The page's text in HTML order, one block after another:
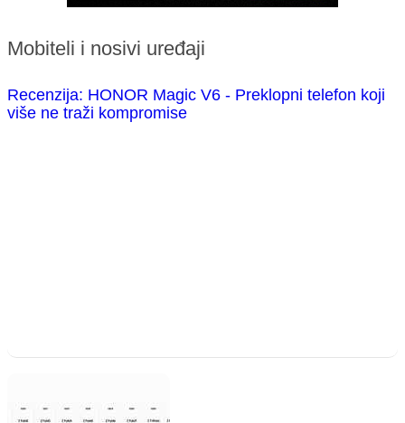
Mobiteli i nosivi uređaji
Recenzija: HONOR Magic V6 - Preklopni telefon koji
više ne traži kompromise